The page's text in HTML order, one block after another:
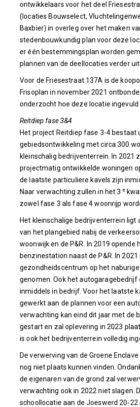
ontwikkelaars voor het deel
(locaties Bouwselect,
Baxbier) in overleg over het maken
stedenbouwkundig plan voor deze
er één bestemmingsplan worden
plannen van de deellocaties verder
Voor de Friesestraat 137A is de
Frisoplan in november 2021
onderzocht hoe deze locatie ingevuld
Reitdiep fase 3&4
Het project Reitdiep fase 3-4 bestaat
gebiedsontwikkeling met circa 300
kleinschalig bedrijventerrein. In 2021
projectmatig ontwikkelde woningen
de laatste particuliere kavels zijn
Naar verwachting zullen in het 3 e
zowel fase 3 als fase 4 woonrijp
Het kleinschalige bedrijventerrein ligt
van het plangebied nabij de
woonwijk en de P&R. In 2019 opende
benzinestation naast de P&R. In 2021
gezondheidscentrum op het
genomen. Ook het autogaragebedrijf
inmiddels in bedrijf. Voor het laatste
gewerkt aan de plannen voor een
verwachting kan eind dit jaar met de
gestart en zal oplevering in 2023
is ook het bedrijventerrein volledig
De verwerving van de Groene
nog niet plaats kunnen vinden.
de eigenaren van de grond zal
verwachting ook in 2022 niet slagen.
schoollocatie aan de Joeswerd 20-22